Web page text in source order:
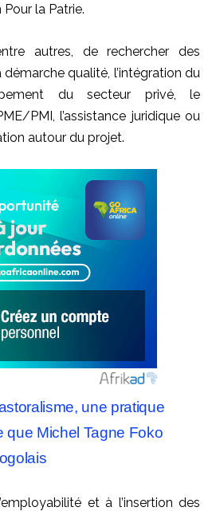
Pour la Patrie.
autres, de rechercher des
qualité, l’intégration du
du secteur privé, le
PMI, l’assistance juridique ou
autour du projet.
une pratique
que Michel Tagne Foko
et à l’insertion des